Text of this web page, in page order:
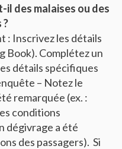
il des malaises ou des
?
: Inscrivez les détails
Book). Complétez un
détails spécifiques
– Notez le
remarquée (ex. :
conditions
dégivrage a été
des passagers). Si